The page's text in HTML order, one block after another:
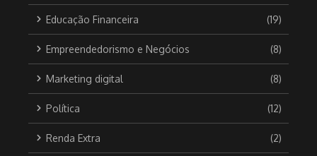
Educação Financeira (19)
Empreendedorismo e Negócios (8)
Marketing digital (8)
Política (12)
Renda Extra (2)